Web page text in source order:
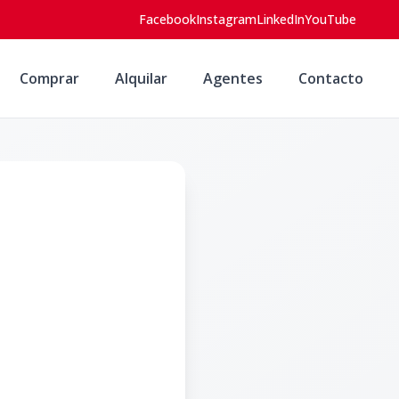
FacebookInstagramLinkedInYouTube
Comprar Alquilar Agentes Contacto